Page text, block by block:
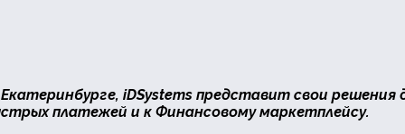
iDSystems представит свои
платежей и к Финансовому маркетплейсу.